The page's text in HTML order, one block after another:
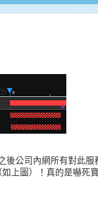
後公司內網所有對此服
如上圖）！真的是嚇死